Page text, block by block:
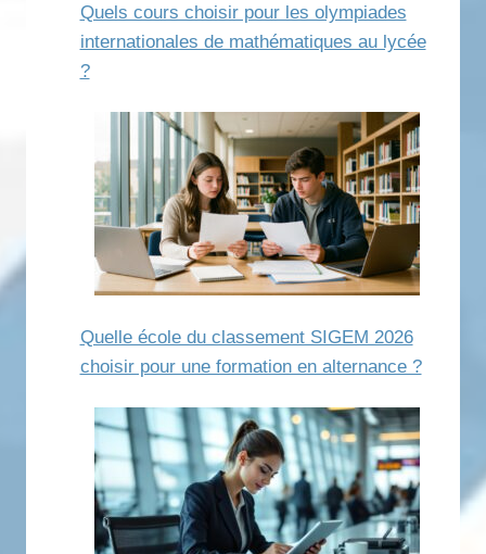
Quels cours choisir pour les olympiades
internationales de mathématiques au lycée
?
Quelle école du classement SIGEM 2026
choisir pour une formation en alternance ?